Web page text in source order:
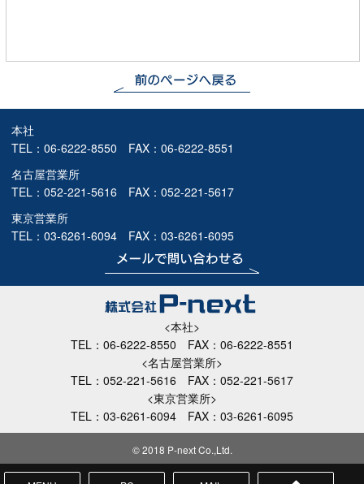
本社
TEL： 06-6222-8550 FAX：06-6222-8551
名古屋営業所
TEL： 052-221-5616 FAX：052-221-5617
東京営業所
TEL： 03-6261-6094 FAX：03-6261-6095
<本社>
TEL： 06-6222-8550 FAX：06-6222-8551
<名古屋営業所>
TEL： 052-221-5616 FAX：052-221-5617
<東京営業所>
TEL： 03-6261-6094 FAX：03-6261-6095
© 2018 P-next Co.,Ltd.